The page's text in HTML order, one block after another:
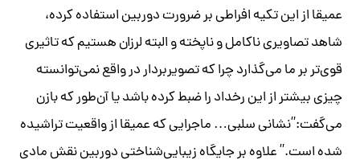
عمیقا از این تکیه افراطی بر ضرورت دوربین استفاده کرده،
شاهد تصاویری ناکامل و ناپخته و البته لرزان هستیم که تاثیری
قوی‌تر بر ما می‌گذارد چرا که تصویربردار در واقع نمی‌توانسته
چیزی بیشتر از این رخداد را ضبط کرده باشد یا آن‌طور که بازن
می‌گفت:”نشانی سلبی… ماجرایی که عمیقا از واقعیت تراشیده
شده است.” علاوه بر جایگاه زیبایی‌شناختی دوربین نقش مادی